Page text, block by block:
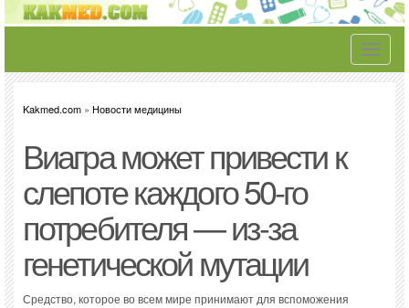
Toggle
Kakmed.com » Новости медицины
Виагра может привести к
слепоте каждого 50-го
потребителя — из-за
генетической мутации
Средство, которое во всем мире принимают для вспоможения